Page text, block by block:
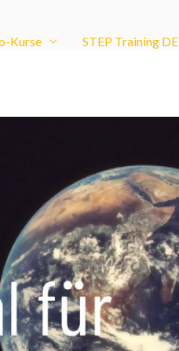
Kurse STEP Training DE